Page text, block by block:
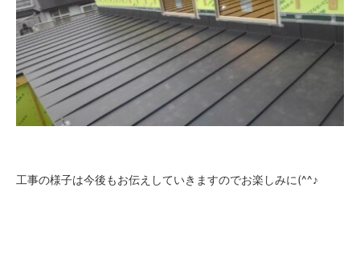
工事の様子は今後もお伝えしていきますのでお楽しみに(^^♪